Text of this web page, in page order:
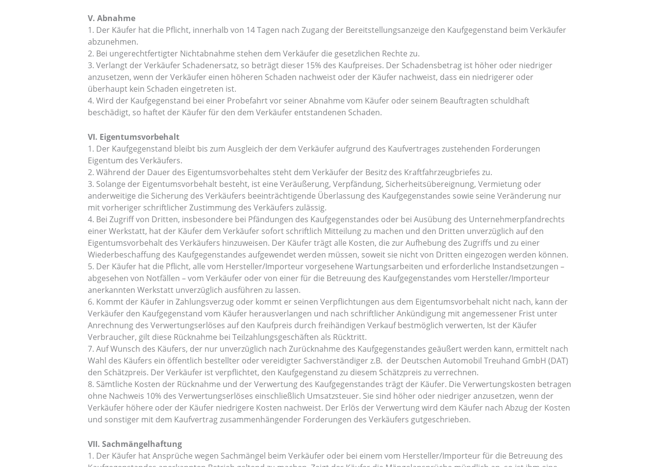
V. Abnahme
1. Der Käufer hat die Pflicht, innerhalb von 14 Tagen nach Zugang der Bereitstellungsanzeige den Kaufgegenstand beim Verkäufer
abzunehmen.
2. Bei ungerechtfertigter Nichtabnahme stehen dem Verkäufer die gesetzlichen Rechte zu.
3. Verlangt der Verkäufer Schadenersatz, so beträgt dieser 15% des Kaufpreises. Der Schadensbetrag ist höher oder niedriger
anzusetzen, wenn der Verkäufer einen höheren Schaden nachweist oder der Käufer nachweist, dass ein niedrigerer oder
überhaupt kein Schaden eingetreten ist.
4. Wird der Kaufgegenstand bei einer Probefahrt vor seiner Abnahme vom Käufer oder seinem Beauftragten schuldhaft
beschädigt, so haftet der Käufer für den dem Verkäufer entstandenen Schaden.
VI. Eigentumsvorbehalt
1. Der Kaufgegenstand bleibt bis zum Ausgleich der dem Verkäufer aufgrund des Kaufvertrages zustehenden Forderungen
Eigentum des Verkäufers.
2. Während der Dauer des Eigentumsvorbehaltes steht dem Verkäufer der Besitz des Kraftfahrzeugbriefes zu.
3. Solange der Eigentumsvorbehalt besteht, ist eine Veräußerung, Verpfändung, Sicherheitsübereignung, Vermietung oder
anderweitige die Sicherung des Verkäufers beeinträchtigende Überlassung des Kaufgegenstandes sowie seine Veränderung nur
mit vorheriger schriftlicher Zustimmung des Verkäufers zulässig.
4. Bei Zugriff von Dritten, insbesondere bei Pfändungen des Kaufgegenstandes oder bei Ausübung des Unternehmerpfandrechts
einer Werkstatt, hat der Käufer dem Verkäufer sofort schriftlich Mitteilung zu machen und den Dritten unverzüglich auf den
Eigentumsvorbehalt des Verkäufers hinzuweisen. Der Käufer trägt alle Kosten, die zur Aufhebung des Zugriffs und zu einer
Wiederbeschaffung des Kaufgegenstandes aufgewendet werden müssen, soweit sie nicht von Dritten eingezogen werden können.
5. Der Käufer hat die Pflicht, alle vom Hersteller/Importeur vorgesehene Wartungsarbeiten und erforderliche Instandsetzungen –
abgesehen von Notfällen – vom Verkäufer oder von einer für die Betreuung des Kaufgegenstandes vom Hersteller/Importeur
anerkannten Werkstatt unverzüglich ausführen zu lassen.
6. Kommt der Käufer in Zahlungsverzug oder kommt er seinen Verpflichtungen aus dem Eigentumsvorbehalt nicht nach, kann der
Verkäufer den Kaufgegenstand vom Käufer herausverlangen und nach schriftlicher Ankündigung mit angemessener Frist unter
Anrechnung des Verwertungserlöses auf den Kaufpreis durch freihändigen Verkauf bestmöglich verwerten, Ist der Käufer
Verbraucher, gilt diese Rücknahme bei Teilzahlungsgeschäften als Rücktritt.
7. Auf Wunsch des Käufers, der nur unverzüglich nach Zurücknahme des Kaufgegenstandes geäußert werden kann, ermittelt nach
Wahl des Käufers ein öffentlich bestellter oder vereidigter Sachverständiger z.B. der Deutschen Automobil Treuhand GmbH (DAT)
den Schätzpreis. Der Verkäufer ist verpflichtet, den Kaufgegenstand zu diesem Schätzpreis zu verrechnen.
8. Sämtliche Kosten der Rücknahme und der Verwertung des Kaufgegenstandes trägt der Käufer. Die Verwertungskosten betragen
ohne Nachweis 10% des Verwertungserlöses einschließlich Umsatzsteuer. Sie sind höher oder niedriger anzusetzen, wenn der
Verkäufer höhere oder der Käufer niedrigere Kosten nachweist. Der Erlös der Verwertung wird dem Käufer nach Abzug der Kosten
und sonstiger mit dem Kaufvertrag zusammenhängender Forderungen des Verkäufers gutgeschrieben.
VII. Sachmängelhaftung
1. Der Käufer hat Ansprüche wegen Sachmängel beim Verkäufer oder bei einem vom Hersteller/Importeur für die Betreuung des